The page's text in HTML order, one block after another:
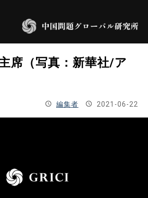
席（写真：新華社/ア
編集者 2021-06-22